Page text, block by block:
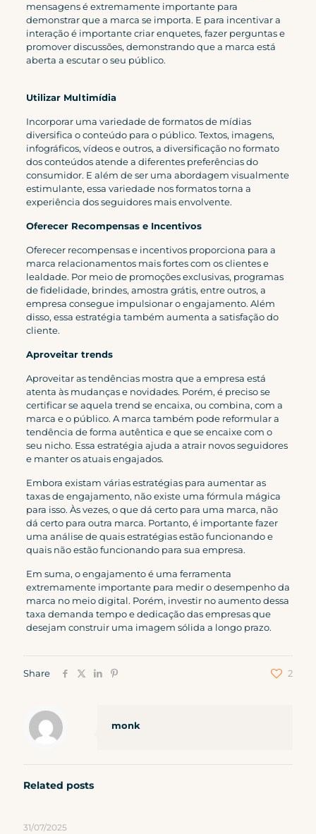
mensagens é extremamente importante para
demonstrar que a marca se importa. E para incentivar a
interação é importante criar enquetes, fazer perguntas e
promover discussões, demonstrando que a marca está
aberta a escutar o seu público.
Utilizar Multimídia
Incorporar uma variedade de formatos de mídias
diversifica o conteúdo para o público. Textos, imagens,
infográficos, vídeos e outros, a diversificação no formato
dos conteúdos atende a diferentes preferências do
consumidor. E além de ser uma abordagem visualmente
estimulante, essa variedade nos formatos torna a
experiência dos seguidores mais envolvente.
Oferecer Recompensas e Incentivos
Oferecer recompensas e incentivos proporciona para a
marca relacionamentos mais fortes com os clientes e
lealdade. Por meio de promoções exclusivas, programas
de fidelidade, brindes, amostra grátis, entre outros, a
empresa consegue impulsionar o engajamento. Além
disso, essa estratégia também aumenta a satisfação do
cliente.
Aproveitar trends
Aproveitar as tendências mostra que a empresa está
atenta às mudanças e novidades. Porém, é preciso se
certificar se aquela trend se encaixa, ou combina, com a
marca e o público. A marca também pode reformular a
tendência de forma autêntica e que se encaixe com o
seu nicho. Essa estratégia ajuda a atrair novos seguidores
e manter os atuais engajados.
Embora existam várias estratégias para aumentar as
taxas de engajamento, não existe uma fórmula mágica
para isso. Às vezes, o que dá certo para uma marca, não
dá certo para outra marca. Portanto, é importante fazer
uma análise de quais estratégias estão funcionando e
quais não estão funcionando para sua empresa.
Em suma, o engajamento é uma ferramenta
extremamente importante para medir o desempenho da
marca no meio digital. Porém, investir no aumento dessa
taxa demanda tempo e dedicação das empresas que
desejam construir uma imagem sólida a longo prazo.
Share 2
monk
Related posts
31/07/2025